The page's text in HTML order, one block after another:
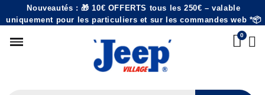
Nouveautés : 🎁 10€ OFFERTS tous les 250€ – valable
uniquement pour les particuliers et sur les commandes web *📦